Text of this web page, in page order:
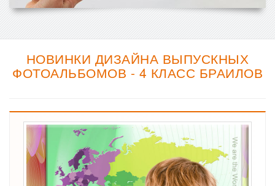
НОВИНКИ ДИЗАЙНА ВЫПУСКНЫХ
ФОТОАЛЬБОМОВ - 4 КЛАСС БРАИЛОВ